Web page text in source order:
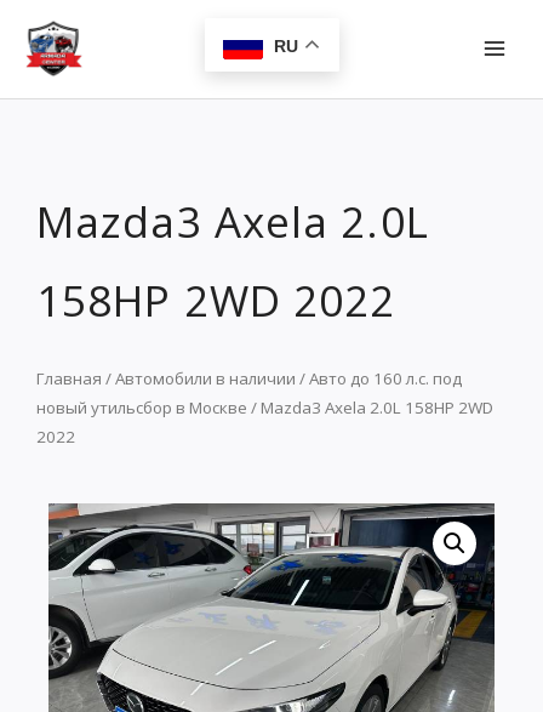
Перейти
содержимому
RU
Mazda3 Axela 2.0L
158HP 2WD 2022
Главная /Автомобили в наличии /Авто до 160 л.с. под
новый утильсбор в Москве / Mazda3 Axela 2.0L 158HP 2WD
2022